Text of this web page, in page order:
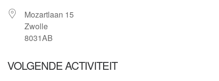
Mozartlaan 15
Zwolle
8031AB
VOLGENDE ACTIVITEIT